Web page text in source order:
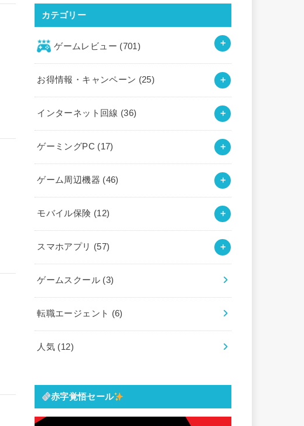
カテゴリー
ゲームレビュー (701)
お得情報・キャンペーン (25)
インターネット回線 (36)
ゲーミングPC (17)
ゲーム周辺機器 (46)
モバイル保険 (12)
スマホアプリ (57)
ゲームスクール (3)
転職エージェント (6)
人気 (12)
赤字覚悟セール